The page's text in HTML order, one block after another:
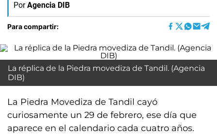
Por Agencia DIB
Para compartir:
La réplica de la Piedra movediza de Tandil. (Agencia
DIB)
La Piedra Movediza de Tandil cayó
curiosamente un 29 de febrero, ese día que
aparece en el calendario cada cuatro años.